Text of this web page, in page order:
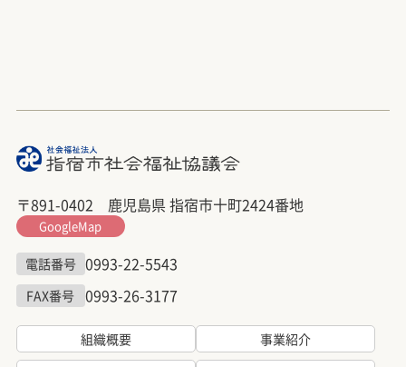
〒891-0402 鹿児島県 指宿市十町2424番地
GoogleMap
電話番号 0993-22-5543
FAX番号 0993-26-3177
組織概要
事業紹介